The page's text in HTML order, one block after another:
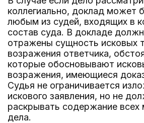
коллегиально, доклад может
любым из судей, входящих в
состав суда. В докладе
отражены сущность исковых
возражения ответчика,
которые обосновывают
возражения, имеющиеся
Судья не ограничивается
искового заявления, но не
раскрывать содержание всех
дела.